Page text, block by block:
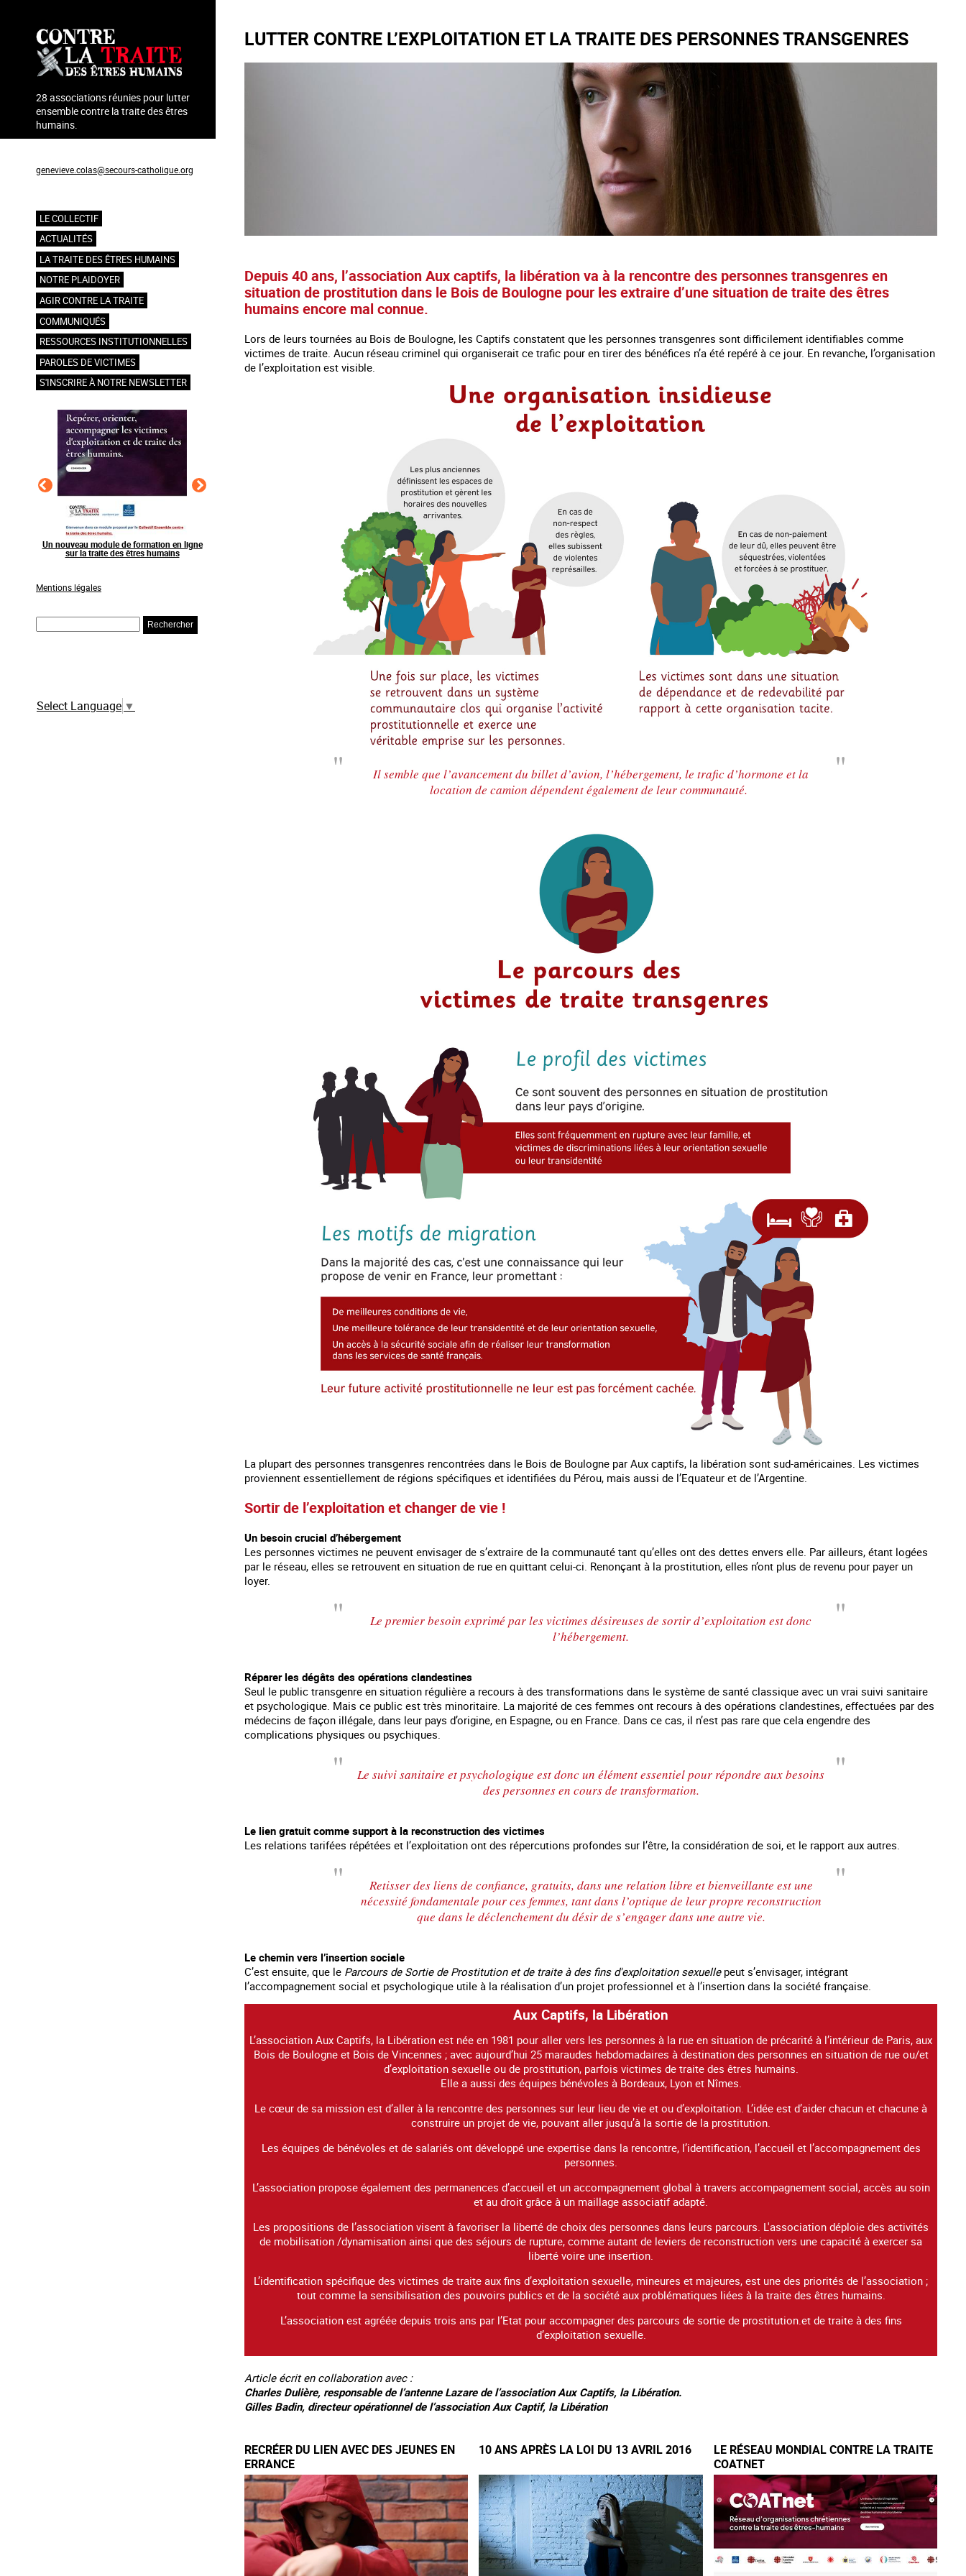
contenu
principal
28 associations réunies pour lutter
ensemble contre la traite des êtres
humains.
genevieve.colas@secours-catholique.org
Navigation
principale
LE COLLECTIF
ACTUALITÉS
LA TRAITE DES ÊTRES HUMAINS
NOTRE PLAIDOYER
AGIR CONTRE LA TRAITE
COMMUNIQUÉS
RESSOURCES INSTITUTIONNELLES
PAROLES DE VICTIMES
S'INSCRIRE À NOTRE NEWSLETTER
Un nouveau module de formation en ligne
sur la traite des êtres humains
Raising awareness on the sidelines of major Agir contre l’exploitation en marge des
grands événements sportifs
Information aux personnes exilées. #Invisibles : Traite des mineurs en France
Mentions légales
Select Language ▼
LUTTER CONTRE L’EXPLOITATION ET LA TRAITE DES PERSONNES TRANSGENRES
Depuis 40 ans, l’association Aux captifs, la libération va à la rencontre des personnes transgenres en
situation de prostitution dans le Bois de Boulogne pour les extraire d’une situation de traite des êtres
humains encore mal connue.
Lors de leurs tournées au Bois de Boulogne, les Captifs constatent que les personnes transgenres sont difficilement identifiables comme
victimes de traite. Aucun réseau criminel qui organiserait ce trafic pour en tirer des bénéfices n’a été repéré à ce jour. En revanche, l’organisation
de l’exploitation est visible.
Il semble que l’avancement du billet d’avion, l’hébergement, le trafic d’hormone et la
location de camion dépendent également de leur communauté.
La plupart des personnes transgenres rencontrées dans le Bois de Boulogne par Aux captifs, la libération sont sud-américaines. Les victimes
proviennent essentiellement de régions spécifiques et identifiées du Pérou, mais aussi de l’Equateur et de l’Argentine.
Sortir de l’exploitation et changer de vie !
Un besoin crucial d’hébergement
Les personnes victimes ne peuvent envisager de s’extraire de la communauté tant qu’elles ont des dettes envers elle. Par ailleurs, étant logées
par le réseau, elles se retrouvent en situation de rue en quittant celui-ci. Renonçant à la prostitution, elles n’ont plus de revenu pour payer un
loyer.
Le premier besoin exprimé par les victimes désireuses de sortir d’exploitation est donc
l’hébergement.
Réparer les dégâts des opérations clandestines
Seul le public transgenre en situation régulière a recours à des transformations dans le système de santé classique avec un vrai suivi sanitaire
et psychologique. Mais ce public est très minoritaire. La majorité de ces femmes ont recours à des opérations clandestines, effectuées par des
médecins de façon illégale, dans leur pays d’origine, en Espagne, ou en France. Dans ce cas, il n’est pas rare que cela engendre des
complications physiques ou psychiques.
Le suivi sanitaire et psychologique est donc un élément essentiel pour répondre aux besoins
des personnes en cours de transformation.
Le lien gratuit comme support à la reconstruction des victimes
Les relations tarifées répétées et l’exploitation ont des répercutions profondes sur l’être, la considération de soi, et le rapport aux autres.
Retisser des liens de confiance, gratuits, dans une relation libre et bienveillante est une
nécessité fondamentale pour ces femmes, tant dans l’optique de leur propre reconstruction
que dans le déclenchement du désir de s’engager dans une autre vie.
Le chemin vers l’insertion sociale
C’est ensuite, que le Parcours de Sortie de Prostitution et de traite à des fins d'exploitation sexuelle peut s’envisager, intégrant
l’accompagnement social et psychologique utile à la réalisation d’un projet professionnel et à l’insertion dans la société française.
Aux Captifs, la Libération
L’association Aux Captifs, la Libération est née en 1981 pour aller vers les personnes à la rue en situation de précarité à l’intérieur de Paris, aux
Bois de Boulogne et Bois de Vincennes ; avec aujourd’hui 25 maraudes hebdomadaires à destination des personnes en situation de rue ou/et
d’exploitation sexuelle ou de prostitution, parfois victimes de traite des êtres humains.
Elle a aussi des équipes bénévoles à Bordeaux, Lyon et Nîmes.
Le cœur de sa mission est d’aller à la rencontre des personnes sur leur lieu de vie et ou d’exploitation. L’idée est d’aider chacun et chacune à
construire un projet de vie, pouvant aller jusqu’à la sortie de la prostitution.
Les équipes de bénévoles et de salariés ont développé une expertise dans la rencontre, l’identification, l’accueil et l’accompagnement des
personnes.
L’association propose également des permanences d’accueil et un accompagnement global à travers accompagnement social, accès au soin
et au droit grâce à un maillage associatif adapté.
Les propositions de l’association visent à favoriser la liberté de choix des personnes dans leurs parcours. L'association déploie des activités
de mobilisation /dynamisation ainsi que des séjours de rupture, comme autant de leviers de reconstruction vers une capacité à exercer sa
liberté voire une insertion.
L’identification spécifique des victimes de traite aux fins d’exploitation sexuelle, mineures et majeures, est une des priorités de l’association ;
tout comme la sensibilisation des pouvoirs publics et de la société aux problématiques liées à la traite des êtres humains.
L’association est agréée depuis trois ans par l’Etat pour accompagner des parcours de sortie de prostitution.et de traite à des fins
d’exploitation sexuelle.
Article écrit en collaboration avec :
Charles Dulière, responsable de l’antenne Lazare de l’association Aux Captifs, la Libération.
Gilles Badin, directeur opérationnel de l’association Aux Captif, la Libération
RECRÉER DU LIEN AVEC DES JEUNES EN
ERRANCE
10 ANS APRÈS LA LOI DU 13 AVRIL 2016
LE RÉSEAU MONDIAL CONTRE LA TRAITE
COATNET